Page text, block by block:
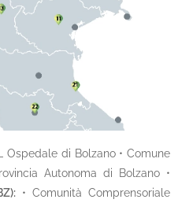
Ospedale di Bolzano • Comune
Autonoma di Bolzano •
• Comunità Comprensoriale